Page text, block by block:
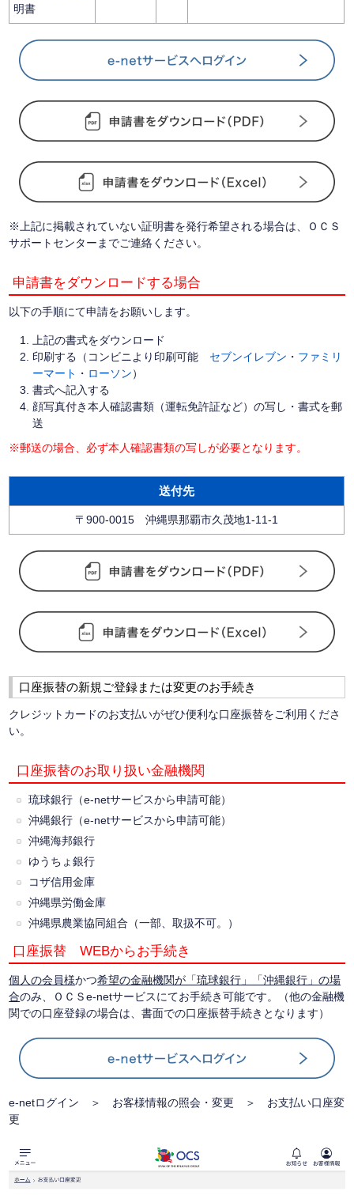
明書
※上記に掲載されていない証明書を発行希望される場合は、ＯＣＳ
サポートセンターまでご連絡ください。
申請書をダウンロードする場合
以下の手順にて申請をお願いします。
上記の書式をダウンロード
印刷する（コンビニより印刷可能 セブンイレブン ・ ファミリ
ーマート ・ ローソン）
書式へ記入する
顔写真付き本人確認書類（運転免許証など）の写し・書式を郵
送
※郵送の場合、必ず本人確認書類の写しが必要となります。
送付先
〒900-0015 沖縄県那覇市久茂地1-11-1
口座振替の新規ご登録または変更のお手続き
クレジットカードのお支払いがぜひ便利な口座振替をご利用くださ
い。
口座振替のお取り扱い金融機関
琉球銀行（e-netサービスから申請可能）
沖縄銀行（e-netサービスから申請可能）
沖縄海邦銀行
ゆうちょ銀行
コザ信用金庫
沖縄県労働金庫
沖縄県農業協同組合（一部、取扱不可。）
口座振替 WEBからお手続き
個人の会員様かつ希望の金融機関が「琉球銀行」「沖縄銀行」の場
合のみ、ＯＣＳe-netサービスにてお手続き可能です。（他の金融機
関での口座登録の場合は、書面での口座振替手続きとなります）
e-netログイン ＞ お客様情報の照会・変更 ＞ お支払い口座変
更